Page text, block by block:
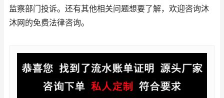
监察部门投诉。还有其他相关问题想要了解，欢迎咨询沐
沐网的免费法律咨询。